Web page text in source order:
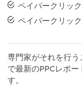
ペイパークリッ
ペイパークリッ
専門家がそれを行
で最新のPPCレポ
す。